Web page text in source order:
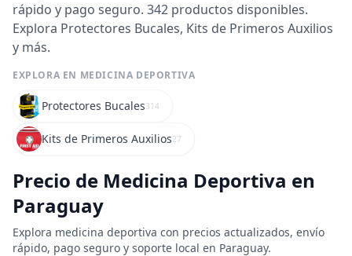
rápido y pago seguro. 342 productos disponibles.
Explora Protectores Bucales, Kits de Primeros Auxilios
y más.
EXPLORA EN MEDICINA DEPORTIVA
Protectores Bucales314
Kits de Primeros Auxilios27
Precio de Medicina Deportiva en
Paraguay
Explora medicina deportiva con precios actualizados, envío
rápido, pago seguro y soporte local en Paraguay.